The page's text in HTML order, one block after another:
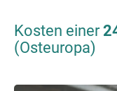
Kosten einer
(Osteuropa)